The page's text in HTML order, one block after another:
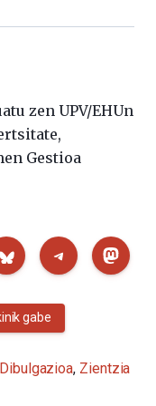
zen UPV/EHUn
Gestioa
gabe
Dibulgazioa, Zientzia